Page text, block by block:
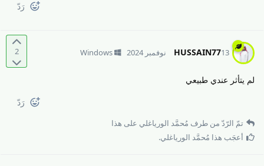
رَدّ
2 HUSSAIN7713 نوفمبر 2024 Windows
لم يتأثر عندي طبيعي
رَدّ
تمّ الرّدّ من طرف مُحمَّد الورياغلي على هذا
أعجَب هذا مُحمَّد الورياغلي.